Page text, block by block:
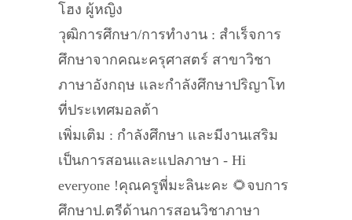
โฮง ผู้หญิง
วุฒิการศึกษา/การทำงาน : สำเร็จการ
ศึกษาจากคณะครุศาสตร์ สาขาวิชา
ภาษาอังกฤษ และกำลังศึกษาปริญาโท
ที่ประเทศมอลต้า
เพิ่มเติม : กำลังศึกษา และมีงานเสริม
เป็นการสอนและแปลภาษา - Hi
everyone !คุณครูพี่มะลินะคะ 🌻จบการ
ศึกษาป.ตรีด้านการสอนวิชาภาษา